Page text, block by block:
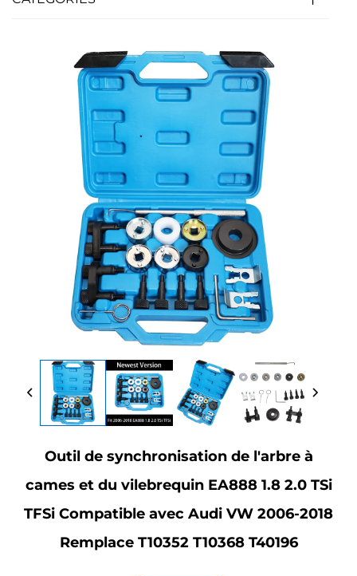
Outil de synchronisation de l'arbre à
cames et du vilebrequin EA888 1.8 2.0 TSi
TFSi Compatible avec Audi VW 2006-2018
Remplace T10352 T10368 T40196